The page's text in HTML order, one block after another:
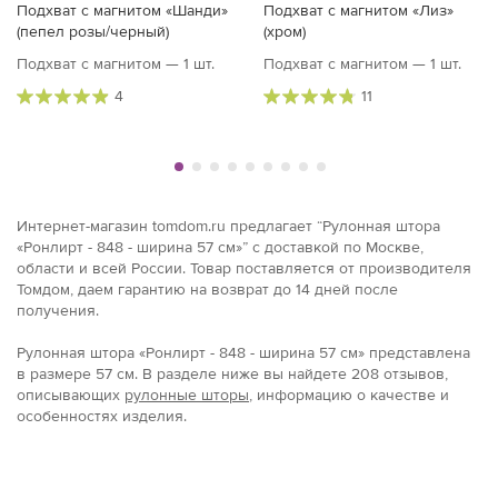
Подхват с магнитом «Шанди»
(пепел розы/черный)
Подхват с магнитом — 1 шт.
4
Подхват с магнитом «Лиз»
(хром)
Подхват с магнитом — 1 шт.
11
Интернет-магазин tomdom.ru предлагает “Рулонная штора
«Ронлирт - 848 - ширина 57 см»” с доставкой по Москве,
области и всей России. Товар поставляется от производителя
Томдом, даем гарантию на возврат до 14 дней после
получения.
Рулонная штора «Ронлирт - 848 - ширина 57 см» представлена
в размерe 57 см. В разделе ниже вы найдете 208 отзывов,
описывающих рулонные шторы, информацию о качестве и
особенностях изделия.